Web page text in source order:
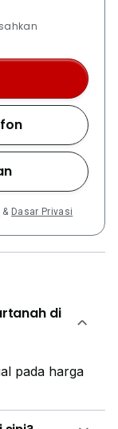
& Dasar Privasi
di
pada harga